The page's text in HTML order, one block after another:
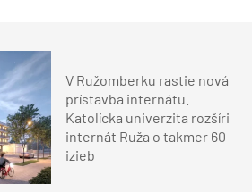
V Ružomberku rastie nová
prístavba internátu.
Katolícka univerzita rozšíri
internát Ruža o takmer 60
izieb